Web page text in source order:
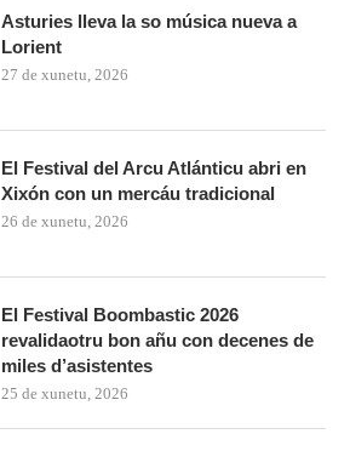
Asturies lleva la so música nueva a
Lorient
27 de xunetu, 2026
El Festival del Arcu Atlánticu abri en
Xixón con un mercáu tradicional
26 de xunetu, 2026
El Festival Boombastic 2026
revalidaotru bon añu con decenes de
miles d’asistentes
25 de xunetu, 2026